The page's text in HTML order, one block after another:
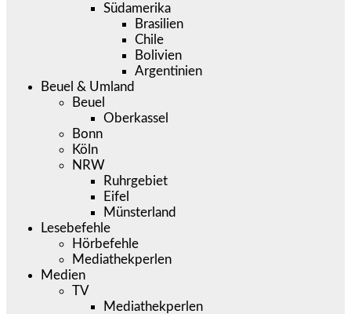
Südamerika
Brasilien
Chile
Bolivien
Argentinien
Beuel & Umland
Beuel
Oberkassel
Bonn
Köln
NRW
Ruhrgebiet
Eifel
Münsterland
Lesebefehle
Hörbefehle
Mediathekperlen
Medien
TV
Mediathekperlen